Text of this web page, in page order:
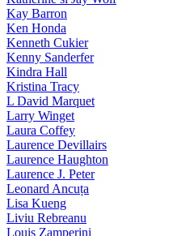
Kay Barron
Ken Honda
Kenneth Cukier
Kenny Sanderfer
Kindra Hall
Kristina Tracy
L David Marquet
Larry Winget
Laura Coffey
Laurence Devillairs
Laurence Haughton
Laurence J. Peter
Leonard Ancuța
Lisa Kueng
Liviu Rebreanu
Louis Zamperini